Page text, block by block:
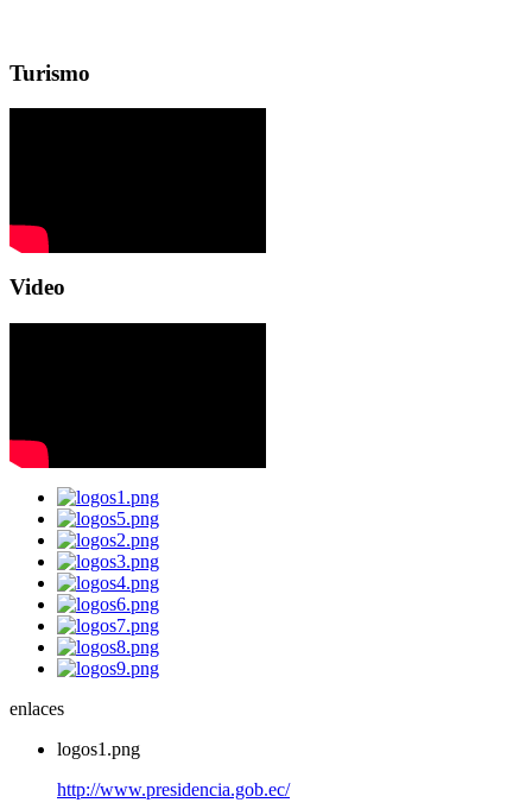
Turismo
Video
enlaces
logos1.png
http://www.presidencia.gob.ec/